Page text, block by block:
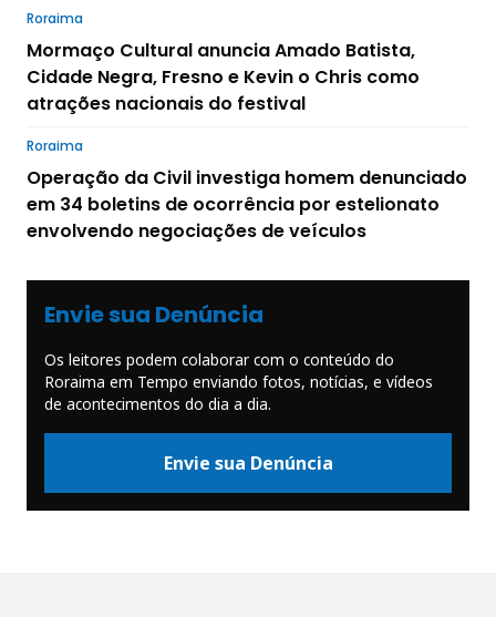
Roraima
Mormaço Cultural anuncia Amado Batista,
Cidade Negra, Fresno e Kevin o Chris como
atrações nacionais do festival
Roraima
Operação da Civil investiga homem denunciado
em 34 boletins de ocorrência por estelionato
envolvendo negociações de veículos
Envie sua Denúncia
Os leitores podem colaborar com o conteúdo do
Roraima em Tempo enviando fotos, notícias, e vídeos
de acontecimentos do dia a dia.
Envie sua Denúncia